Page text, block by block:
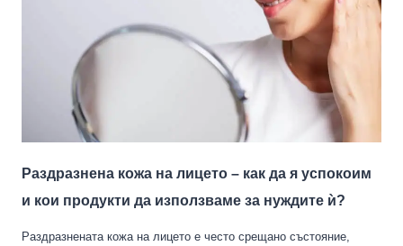
Раздразнена кожа на лицето – как да я успокоим
и кои продукти да използваме за нуждите ѝ?
Раздразнената кожа на лицето е често срещано състояние,